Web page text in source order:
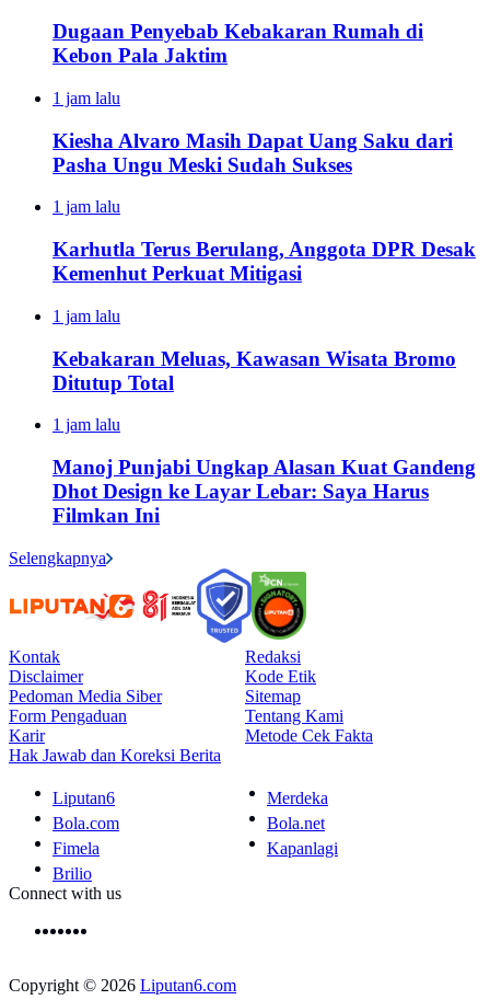
Dugaan Penyebab Kebakaran Rumah di
Kebon Pala Jaktim
1 jam lalu
Kiesha Alvaro Masih Dapat Uang Saku dari
Pasha Ungu Meski Sudah Sukses
1 jam lalu
Karhutla Terus Berulang, Anggota DPR Desak
Kemenhut Perkuat Mitigasi
1 jam lalu
Kebakaran Meluas, Kawasan Wisata Bromo
Ditutup Total
1 jam lalu
Manoj Punjabi Ungkap Alasan Kuat Gandeng
Dhot Design ke Layar Lebar: Saya Harus
Filmkan Ini
Selengkapnya
Kontak
Redaksi
Disclaimer
Kode Etik
Pedoman Media Siber
Sitemap
Form Pengaduan
Tentang Kami
Karir
Metode Cek Fakta
Hak Jawab dan Koreksi Berita
Liputan6
Merdeka
Bola.com
Bola.net
Fimela
Kapanlagi
Brilio
Connect with us
Copyright © 2026 Liputan6.com